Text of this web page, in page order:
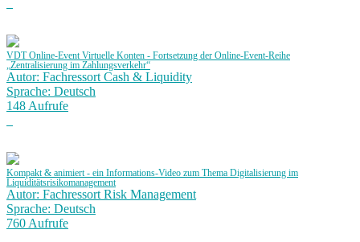
VDT Online-Event Virtuelle Konten - Fortsetzung der Online-Event-Reihe
„Zentralisierung im Zahlungsverkehr“
Autor: Fachressort Cash & Liquidity
Sprache: Deutsch
148 Aufrufe
Kompakt & animiert - ein Informations-Video zum Thema Digitalisierung im
Liquiditätsrisikomanagement
Autor: Fachressort Risk Management
Sprache: Deutsch
760 Aufrufe